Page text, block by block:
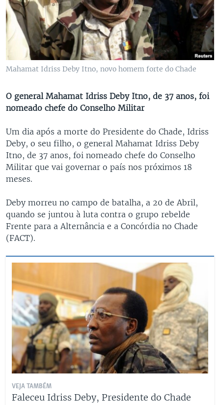
Mahamat Idriss Deby Itno, novo homem forte do Chade
O general Mahamat Idriss Deby Itno, de 37 anos, foi
nomeado chefe do Conselho Militar
Um dia após a morte do Presidente do Chade, Idriss
Deby, o seu filho, o general Mahamat Idriss Deby
Itno, de 37 anos, foi nomeado chefe do Conselho
Militar que vai governar o país nos próximos 18
meses.
Deby morreu no campo de batalha, a 20 de Abril,
quando se juntou à luta contra o grupo rebelde
Frente para a Alternância e a Concórdia no Chade
(FACT).
VEJA TAMBÉM
Faleceu Idriss Deby, Presidente do Chade